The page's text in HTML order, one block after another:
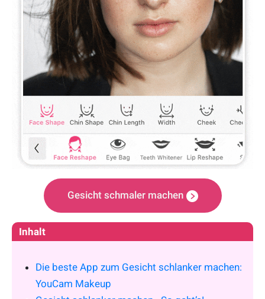
Gesicht schmaler machen
Inhalt
Die beste App zum Gesicht schlanker machen:
YouCam Makeup